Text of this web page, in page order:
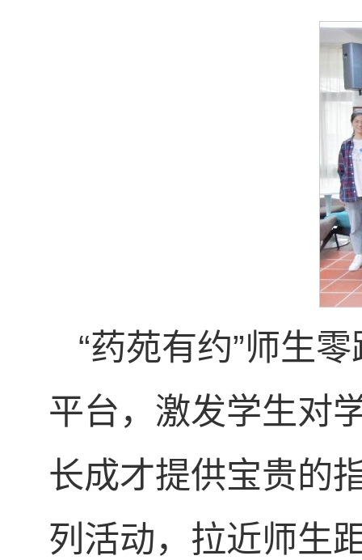
“药苑有约”师生
平台，激发学生对
长成才提供宝贵的
列活动，拉近师生